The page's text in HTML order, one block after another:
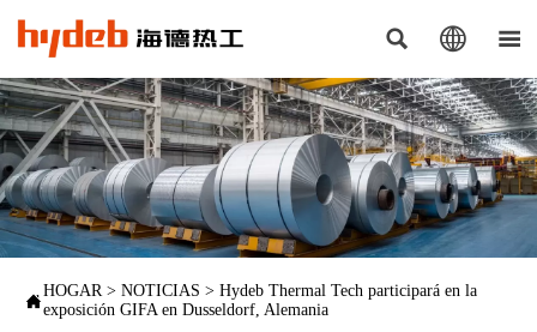
  
HOGAR> NOTICIAS > Hydeb Thermal Tech participará en la
exposición GIFA en Dusseldorf, Alemania